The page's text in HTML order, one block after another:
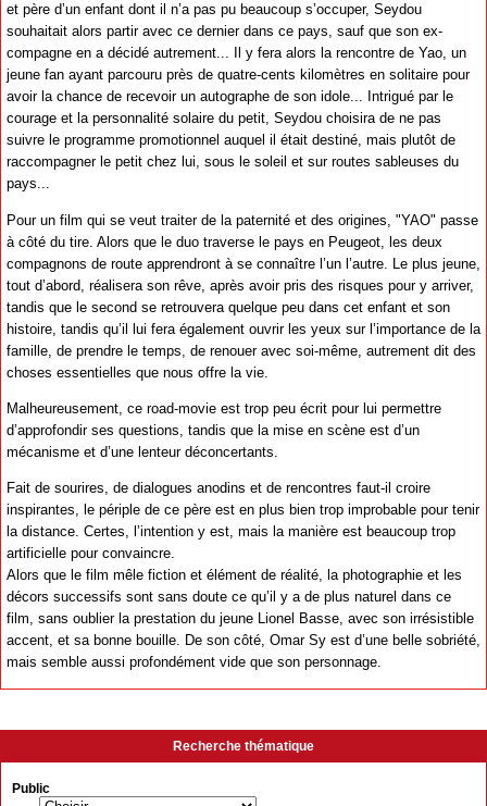
et père d’un enfant dont il n’a pas pu beaucoup s’occuper, Seydou
souhaitait alors partir avec ce dernier dans ce pays, sauf que son ex-
compagne en a décidé autrement... Il y fera alors la rencontre de Yao, un
jeune fan ayant parcouru près de quatre-cents kilomètres en solitaire pour
avoir la chance de recevoir un autographe de son idole... Intrigué par le
courage et la personnalité solaire du petit, Seydou choisira de ne pas
suivre le programme promotionnel auquel il était destiné, mais plutôt de
raccompagner le petit chez lui, sous le soleil et sur routes sableuses du
pays...
Pour un film qui se veut traiter de la paternité et des origines, "YAO" passe
à côté du tire. Alors que le duo traverse le pays en Peugeot, les deux
compagnons de route apprendront à se connaître l’un l’autre. Le plus jeune,
tout d’abord, réalisera son rêve, après avoir pris des risques pour y arriver,
tandis que le second se retrouvera quelque peu dans cet enfant et son
histoire, tandis qu’il lui fera également ouvrir les yeux sur l’importance de la
famille, de prendre le temps, de renouer avec soi-même, autrement dit des
choses essentielles que nous offre la vie.
Malheureusement, ce road-movie est trop peu écrit pour lui permettre
d’approfondir ses questions, tandis que la mise en scène est d’un
mécanisme et d’une lenteur déconcertants.
Fait de sourires, de dialogues anodins et de rencontres faut-il croire
inspirantes, le périple de ce père est en plus bien trop improbable pour tenir
la distance. Certes, l’intention y est, mais la manière est beaucoup trop
artificielle pour convaincre.
Alors que le film mêle fiction et élément de réalité, la photographie et les
décors successifs sont sans doute ce qu’il y a de plus naturel dans ce
film, sans oublier la prestation du jeune Lionel Basse, avec son irrésistible
accent, et sa bonne bouille. De son côté, Omar Sy est d’une belle sobriété,
mais semble aussi profondément vide que son personnage.
Recherche thématique
Public